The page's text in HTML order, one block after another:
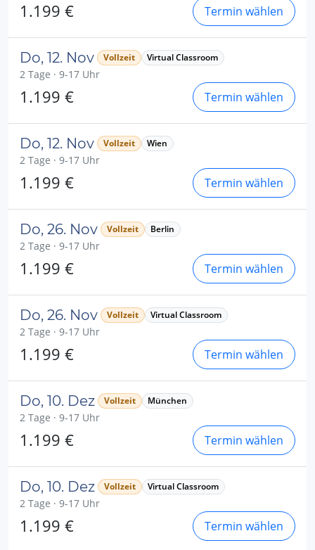
1.199 € Termin wählen
Do, 12. Nov Vollzeit Virtual Classroom
2 Tage · 9-17 Uhr
1.199 € Termin wählen
Do, 12. Nov Vollzeit Wien
2 Tage · 9-17 Uhr
1.199 € Termin wählen
Do, 26. Nov Vollzeit Berlin
2 Tage · 9-17 Uhr
1.199 € Termin wählen
Do, 26. Nov Vollzeit Virtual Classroom
2 Tage · 9-17 Uhr
1.199 € Termin wählen
Do, 10. Dez Vollzeit München
2 Tage · 9-17 Uhr
1.199 € Termin wählen
Do, 10. Dez Vollzeit Virtual Classroom
2 Tage · 9-17 Uhr
1.199 € Termin wählen